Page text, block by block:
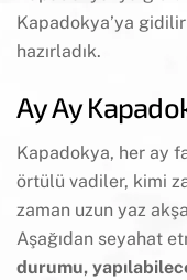
Kapadokya’ya
hazırladık.
Ay Ay
Kapadokya, her ay
örtülü vadiler, kimi
zaman uzun yaz
Aşağıdan seyahat
durumu,